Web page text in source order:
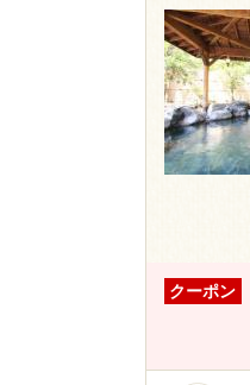
クーポン